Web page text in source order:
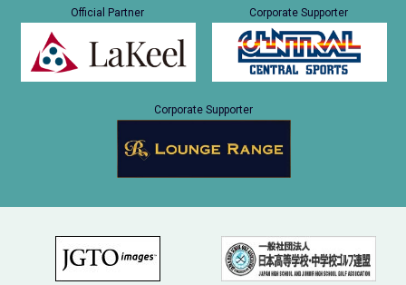
Official Partner Corporate Supporter
Corporate Supporter